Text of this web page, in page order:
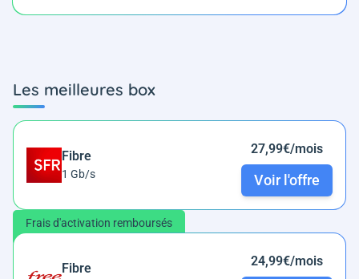
Les meilleures box
Fibre
1 Gb/s
27,99€/mois
Voir l'offre
Frais d'activation remboursés
Fibre 24,99€/mois